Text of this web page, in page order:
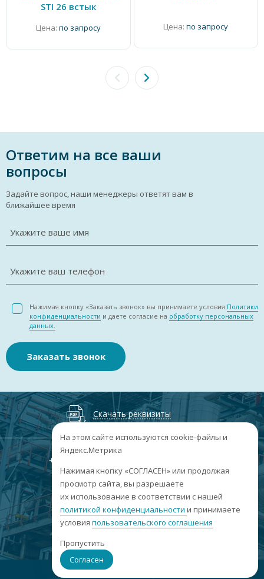
STI 26 встык
Цена: по запросу Цена: по запросу
Ответим на все ваши
вопросы
Задайте вопрос, наши менеджеры ответят вам в
ближайшее время
Укажите ваше имя
Укажите ваш телефон
Нажимая кнопку «Заказать звонок» вы принимаете условия Политики
конфиденциальности и даете согласие на обработку персональных
данных.
Заказать звонок
Скачать реквизиты
+7
г. Барнаул, пр. Ленина, 158А, Н1/204
пн-пт: 09:00-17:00
сб-вс: выходные
info@sibar22.ru
На этом сайте используются cookie-файлы и
Яндекс.Метрика
Нажимая кнопку «СОГЛАСЕН» или продолжая
просмотр сайта, вы разрешаете
их использование в соответствии с нашей
политикой конфиденциальности и принимаете
условия пользовательского соглашения
Пропустить
Согласен